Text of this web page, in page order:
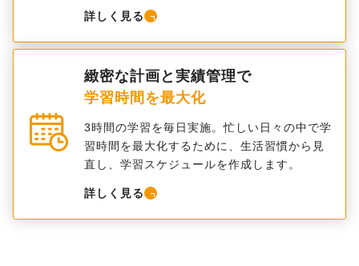
詳しく見る
緻密な計画と実績管理で
学習時間を最大化
3時間の学習を毎日実施。忙しい日々の中で学
習時間を最大化するために、生活習慣から見
直し、学習スケジュールを作成します。
詳しく見る